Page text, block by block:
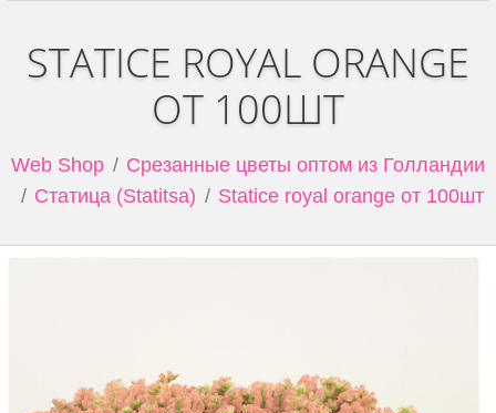
STATICE ROYAL ORANGE
ОТ 100ШТ
Web Shop
Срезанные цветы оптом из Голландии
Статица (Statitsa)
Statice royal orange от 100шт